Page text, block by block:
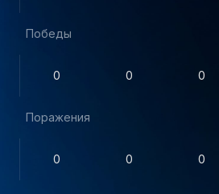
Победы
0 0 0
Поражения
0 0 0